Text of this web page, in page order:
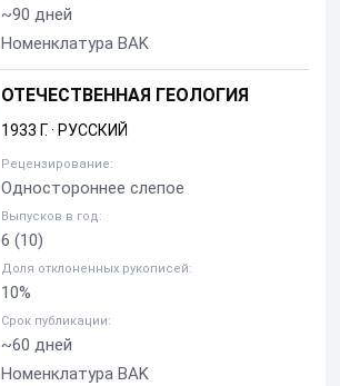
~90 дней
Номенклатура BAK
ОТЕЧЕСТВЕННАЯ ГЕОЛОГИЯ
1933 Г.· РУССКИЙ
Рецензирование:
Одностороннее слепое
Выпусков в год:
6 (10)
Доля отклоненных рукописей:
10%
Срок публикации:
~60 дней
Номенклатура BAK